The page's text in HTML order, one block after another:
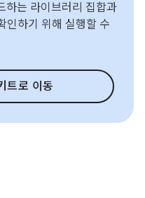
하는 라이브러리 집합과
인하기 위해 실행할 수
트로 이동